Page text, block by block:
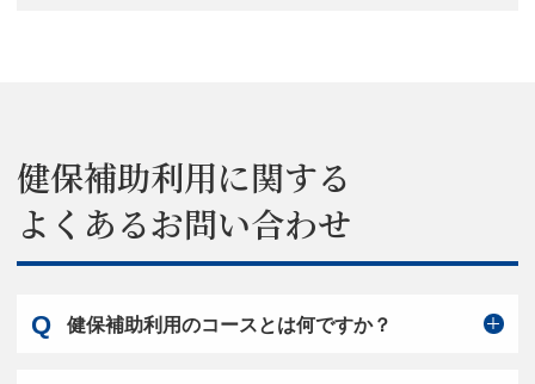
健保補助利用に関する
よくあるお問い合わせ
健保補助利用のコースとは何ですか？